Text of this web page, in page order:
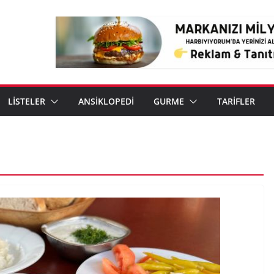
LİSTELER ANSİKLOPEDİ GURME TARİFLER